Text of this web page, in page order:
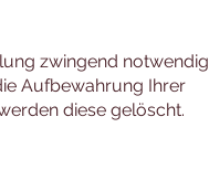
zwingend notwendig
Aufbewahrung Ihrer
diese gelöscht.